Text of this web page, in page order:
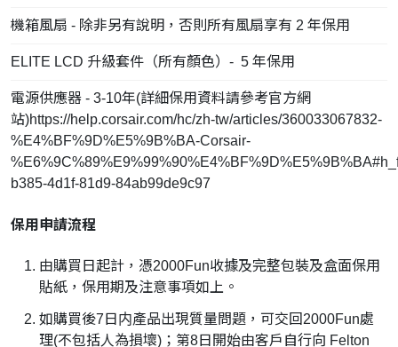
機箱風扇 - 除非另有說明，否則所有風扇享有 2 年保用
ELITE LCD 升級套件（所有顏色）- 5 年保用
電源供應器 - 3-10年(詳細保用資料請參考官方網
站)https://help.corsair.com/hc/zh-tw/articles/360033067832-
%E4%BF%9D%E5%9B%BA-Corsair-
b385-4d1f-81d9-84ab99de9c97
保用申請流程
由購買日起計，憑2000Fun收據及完整包裝及盒面保用
貼紙，保用期及注意事項如上。
如購買後7日内產品出現質量問題，可交回2000Fun處
理(不包括人為損壞)；第8日開始由客戶自行向 Felton